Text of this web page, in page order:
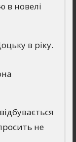
в новелі
в ріку.
не